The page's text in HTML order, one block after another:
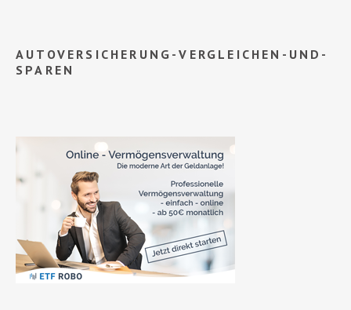
AUTOVERSICHERUNG-VERGLEICHEN-UND-
SPAREN